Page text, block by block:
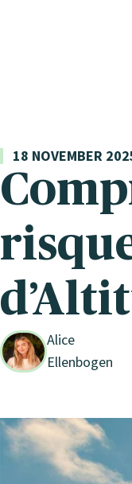
18 NOVEMBER
Alice
Ellenbogen